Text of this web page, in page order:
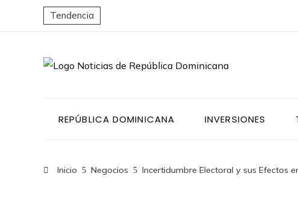
Tendencia
REPÚBLICA DOMINICANA INVERSIONES
Inicio Negocios Incertidumbre Electoral y sus Efectos